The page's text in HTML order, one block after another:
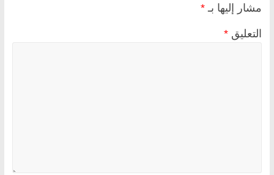
مشار إليها بـ *
التعليق *